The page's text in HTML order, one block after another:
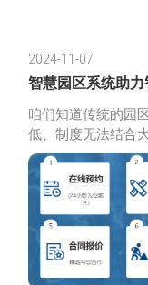
2024-11-07
智慧园区系统助
咱们知道传统的园
低、制度无法结合
位、运营成本居高
决以上问题难